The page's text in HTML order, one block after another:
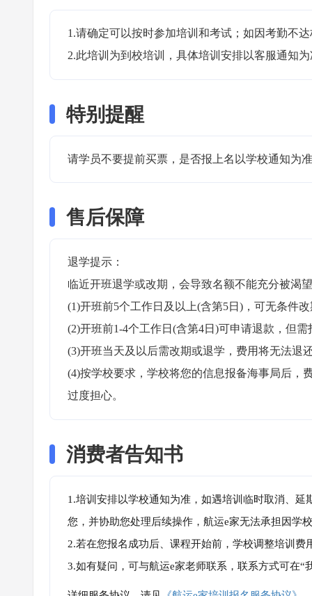
1.请确定可以按时参加培训和考试；如因考勤不
2.此培训为到校培训，具体培训安排以客服通知
特别提醒
请学员不要提前买票，是否报上名以学校通知为
售后保障
退学提示：
临近开班退学或改期，会导致名额不能充分被渴
(1)开班前5个工作日及以上(含第5日)，可无条件
(2)开班前1-4个工作日(含第4日)可申请退款，但
(3)开班当天及以后需改期或退学，费用将无法退
(4)按学校要求，学校将您的信息报备海事局后，
过度担心。
消费者告知书
1.培训安排以学校通知为准，如遇培训临时取消、
您，并协助您处理后续操作，航运e家无法承担因学
2.若在您报名成功后、课程开始前，学校调整培训
3.如有疑问，可与航运e家老师联系，联系方式可在